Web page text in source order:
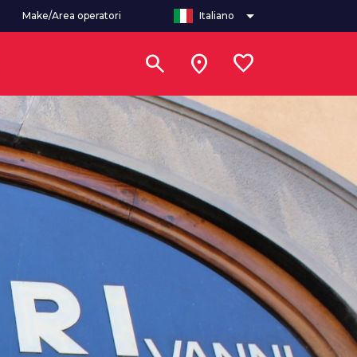
Make/Area operatori Italiano arrow_drop_down
search location_on favorite